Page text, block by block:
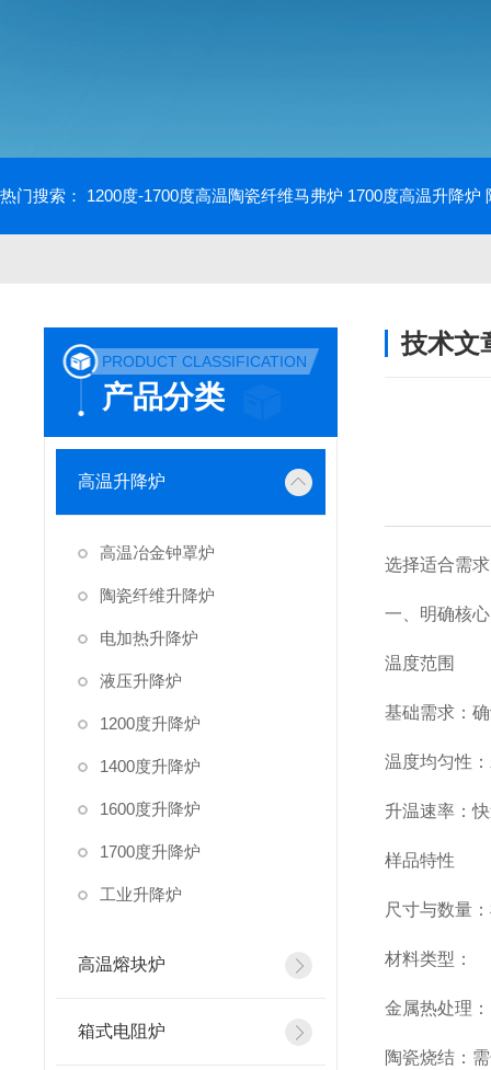
热门搜索： 1200度-1700度高温陶瓷纤维马弗炉 1700度高温升降炉
PRODUCT CLASSIFICATION
产品分类
高温升降炉
高温冶金钟罩炉
陶瓷纤维升降炉
电加热升降炉
液压升降炉
1200度升降炉
1400度升降炉
1600度升降炉
1700度升降炉
工业升降炉
高温熔块炉
箱式电阻炉
技术文
选择适合需
一、明确核
温度范围
基础需求：
温度均匀性
升温速率：
样品特性
尺寸与数量
材料类型：
金属热处理
陶瓷烧结：